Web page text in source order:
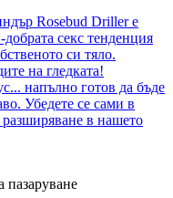
Rosebud Driller е
секс тенденция
си тяло.
на гледката!
напълно готов да бъде
Убедете се сами в
в нашето
пазаруване